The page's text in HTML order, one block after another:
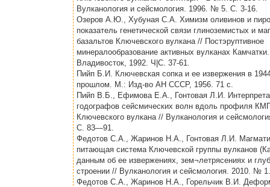
Вулканология и сейсмология. 1996. № 5. С. 3-16.
Озеров А.Ю., Хубуная С.А. Химизм оливинов и
показатель генетической связи глиноземистых и
базальтов Ключевского вулкана // Постэруптивное
минералообразование активных вулканах Камчатки.
Владивосток, 1992. Ч|С. 37-61.
Пийп Б.И. Ключевская сопка и ее извержения в
прошлом. М.: Изд-во АН СССР, 1956. 71 с.
Пийп В.Б., Ефимова Е.А., Гонтовая Л.И.
годографов сейсмических волн вдоль профиля
Ключевского вулкана // Вулканология и
С. 83—91.
Федотов С.А., Жаринов Н.А., Гонтовая Л.И.
питающая система Ключевской группы вулканов
данным об ее извержениях, зем¬летрясениях и
строении // Вулканология и сейсмология. 2010. №
Федотов С.А., Жаринов Н.А., Горельчик В.И.